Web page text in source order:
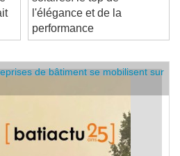
solaires: le top de
l'élégance et de la
performance
de bâtiment se mobilisent sur